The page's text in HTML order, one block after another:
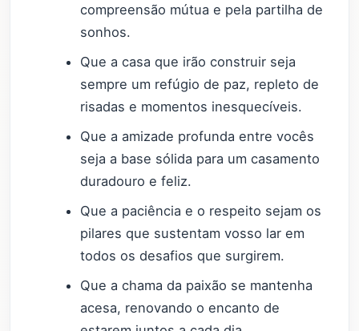
compreensão mútua e pela partilha de
sonhos.
Que a casa que irão construir seja
sempre um refúgio de paz, repleto de
risadas e momentos inesquecíveis.
Que a amizade profunda entre vocês
seja a base sólida para um casamento
duradouro e feliz.
Que a paciência e o respeito sejam os
pilares que sustentam vosso lar em
todos os desafios que surgirem.
Que a chama da paixão se mantenha
acesa, renovando o encanto de